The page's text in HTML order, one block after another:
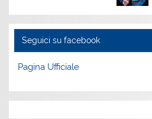
Seguici su facebook
Pagina Ufficiale